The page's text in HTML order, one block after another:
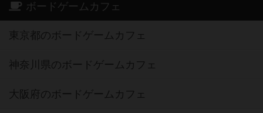
ボードゲームカフェ
東京都のボードゲームカフェ
神奈川県のボードゲームカフェ
大阪府のボードゲームカフェ